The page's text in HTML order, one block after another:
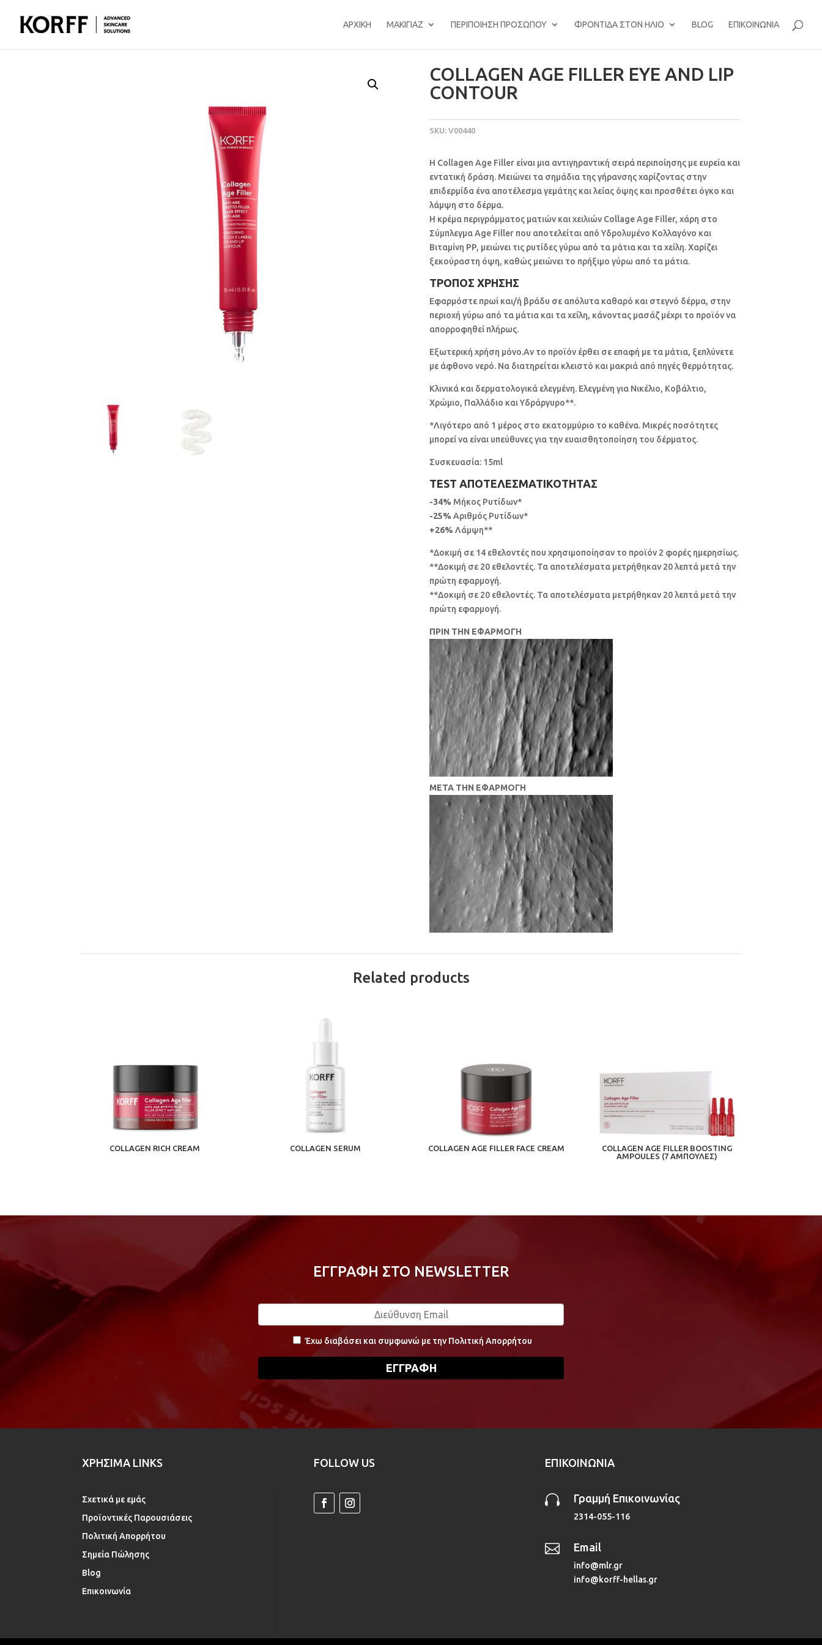
ΑΡΧΙΚΉ ΜΑΚΙΓΙΆΖ ΠΕΡΙΠΟΊΗΣΗ ΠΡΟΣΏΠΟΥ ΦΡΟΝΤΊΔΑ ΣΤΟΝ ΉΛΙΟ BLOG ΕΠΙΚΟΙΝΩΝΊΑ
COLLAGEN AGE FILLER EYE AND LIP
CONTOUR
SKU: V00440
Η Collagen Age Filler είναι μια αντιγηραντική σειρά περιποίησης με ευρεία και
εντατική δράση. Μειώνει τα σημάδια της γήρανσης χαρίζοντας στην
επιδερμίδα ένα αποτέλεσμα γεμάτης και λείας όψης και προσθέτει όγκο και
λάμψη στο δέρμα.
Η κρέμα περιγράμματος ματιών και χειλιών Collage Age Filler, χάρη στο
Σύμπλεγμα Age Filler που αποτελείται από Υδρολυμένο Κολλαγόνο και
Βιταμίνη PP, μειώνει τις ρυτίδες γύρω από τα μάτια και τα χείλη. Χαρίζει
ξεκούραστη όψη, καθώς μειώνει το πρήξιμο γύρω από τα μάτια.
ΤΡΟΠΟΣ ΧΡΗΣΗΣ
Εφαρμόστε πρωί και/ή βράδυ σε απόλυτα καθαρό και στεγνό δέρμα, στην
περιοχή γύρω από τα μάτια και τα χείλη, κάνοντας μασάζ μέχρι το προϊόν να
απορροφηθεί πλήρως.
Εξωτερική χρήση μόνο.Αν το προϊόν έρθει σε επαφή με τα μάτια, ξεπλύνετε
με άφθονο νερό. Να διατηρείται κλειστό και μακριά από πηγές θερμότητας.
Κλινικά και δερματολογικά ελεγμένη. Ελεγμένη για Νικέλιο, Κοβάλτιο,
Χρώμιο, Παλλάδιο και Υδράργυρο**.
*Λιγότερο από 1 μέρος στο εκατομμύριο το καθένα. Μικρές ποσότητες
μπορεί να είναι υπεύθυνες για την ευαισθητοποίηση του δέρματος.
Συσκευασία: 15ml
TEST ΑΠΟΤΕΛΕΣΜΑΤΙΚΟΤΗΤΑΣ
-34% Μήκος Ρυτίδων*
-25% Αριθμός Ρυτίδων*
+26% Λάμψη**
*Δοκιμή σε 14 εθελοντές που χρησιμοποίησαν το προϊόν 2 φορές ημερησίως.
**Δοκιμή σε 20 εθελοντές. Τα αποτελέσματα μετρήθηκαν 20 λεπτά μετά την
πρώτη εφαρμογή.
**Δοκιμή σε 20 εθελοντές. Τα αποτελέσματα μετρήθηκαν 20 λεπτά μετά την
πρώτη εφαρμογή.
ΠΡΙΝ ΤΗΝ ΕΦΑΡΜΟΓΗ
ΜΕΤΑ ΤΗΝ ΕΦΑΡΜΟΓΗ
Related products
COLLAGEN RICH CREAM COLLAGEN SERUM COLLAGEN AGE FILLER FACE CREAM
COLLAGEN AGE FILLER BOOSTING
AMPOULES (7 ΑΜΠΟΥΛΕΣ)
ΕΓΓΡΑΦΗ ΣΤΟ NEWSLETTER
Έχω διαβάσει και συμφωνώ με την Πολιτική Απορρήτου
ΧΡΗΣΙΜΑ LINKS
Σχετικά με εμάς
Προϊοντικές Παρουσιάσεις
Πολιτική Απορρήτου
Σημεία Πώλησης
Blog
Επικοινωνία
FOLLOW US ΕΠΙΚΟΙΝΩΝΙΑ
 Γραμμή Επικοινωνίας
2314-055-116
 Email
info@mlr.gr
info@korff-hellas.gr